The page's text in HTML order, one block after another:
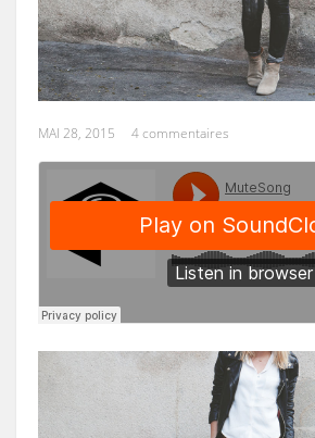
MAI 28, 2015 4 commentaires